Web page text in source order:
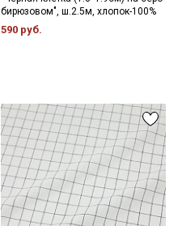
бирюзовом", ш.2.5м, хлопок-100%
590 руб.